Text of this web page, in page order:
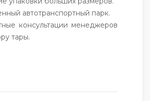
автотранспортный парк.
консультации менеджеров
тары.